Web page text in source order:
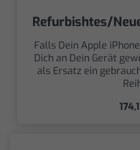
Refurbishtes/
Falls Dein Apple
Dich an Dein Gerät
als Ersatz ein